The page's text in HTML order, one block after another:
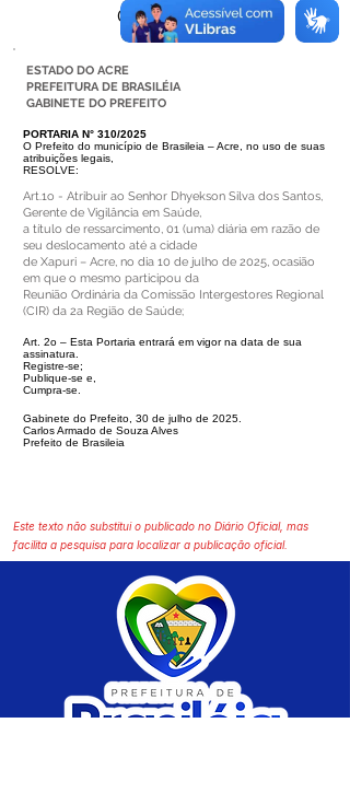
Gab. Prefeito(a)
ESTADO DO ACRE
PREFEITURA DE BRASILÉIA
GABINETE DO PREFEITO
PORTARIA N° 310/2025
O Prefeito do município de Brasileia – Acre, no uso de suas
atribuições legais,
RESOLVE:
Art.1o - Atribuir ao Senhor Dhyekson Silva dos Santos,
Gerente de Vigilância em Saúde,
a título de ressarcimento, 01 (uma) diária em razão de
seu deslocamento até a cidade
de Xapuri – Acre, no dia 10 de julho de 2025, ocasião
em que o mesmo participou da
Reunião Ordinária da Comissão Intergestores Regional
(CIR) da 2a Região de Saúde;
Art. 2o – Esta Portaria entrará em vigor na data de sua
assinatura.
Registre-se;
Publique-se e,
Cumpra-se.
Gabinete do Prefeito, 30 de julho de 2025.
Carlos Armado de Souza Alves
Prefeito de Brasileia
Este texto não substitui o publicado no Diário Oficial, mas
facilita a pesquisa para localizar a publicação oficial.